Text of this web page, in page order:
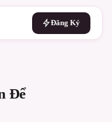
Đăng Ký
Để